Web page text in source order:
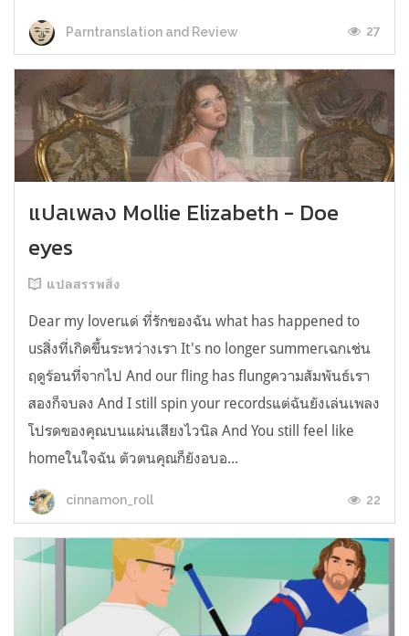
Parntranslation and Review 27
แปลเพลง Mollie Elizabeth - Doe
eyes
แปลสรรพสิ่ง
Dear my loverแด่ ที่รักของฉัน what has happened to
usสิ่งที่เกิดขึ้นระหว่างเรา It's no longer summerเฉกเช่น
ฤดูร้อนที่จากไป And our fling has flungความสัมพันธ์เรา
สองก็จบลง And I still spin your recordsแต่ฉันยังเล่นเพลง
โปรดของคุณบนแผ่นเสียงไวนิล And You still feel like
homeในใจฉัน ตัวตนคุณก็ยังอบอ...
cinnamon_roll 22